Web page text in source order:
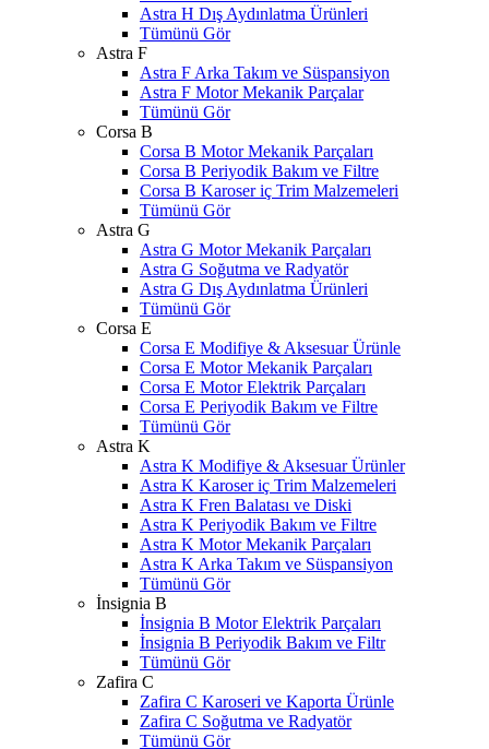
Astra H Dış Aydınlatma Ürünleri
Tümünü Gör
Astra F
Astra F Arka Takım ve Süspansiyon
Astra F Motor Mekanik Parçalar
Tümünü Gör
Corsa B
Corsa B Motor Mekanik Parçaları
Corsa B Periyodik Bakım ve Filtre
Corsa B Karoser iç Trim Malzemeleri
Tümünü Gör
Astra G
Astra G Motor Mekanik Parçaları
Astra G Soğutma ve Radyatör
Astra G Dış Aydınlatma Ürünleri
Tümünü Gör
Corsa E
Corsa E Modifiye & Aksesuar Ürünle
Corsa E Motor Mekanik Parçaları
Corsa E Motor Elektrik Parçaları
Corsa E Periyodik Bakım ve Filtre
Tümünü Gör
Astra K
Astra K Modifiye & Aksesuar Ürünler
Astra K Karoser iç Trim Malzemeleri
Astra K Fren Balatası ve Diski
Astra K Periyodik Bakım ve Filtre
Astra K Motor Mekanik Parçaları
Astra K Arka Takım ve Süspansiyon
Tümünü Gör
İnsignia B
İnsignia B Motor Elektrik Parçaları
İnsignia B Periyodik Bakım ve Filtr
Tümünü Gör
Zafira C
Zafira C Karoseri ve Kaporta Ürünle
Zafira C Soğutma ve Radyatör
Tümünü Gör